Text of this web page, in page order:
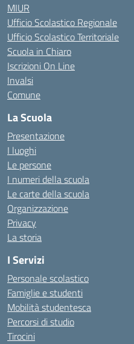
MIUR
Ufficio Scolastico Regionale
Ufficio Scolastico Territoriale
Scuola in Chiaro
Iscrizioni On Line
Invalsi
Comune
La Scuola
Presentazione
I luoghi
Le persone
I numeri della scuola
Le carte della scuola
Organizzazione
Privacy
La storia
I Servizi
Personale scolastico
Famiglie e studenti
Mobilità studentesca
Percorsi di studio
Tirocini